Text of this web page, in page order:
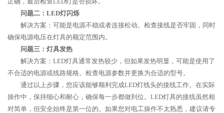
问题二：LED灯闪烁
解决方案：可能是电源不稳或者连接松动。检查接线是否牢固，同时
确保电源电压在灯具的额定范围内。
问题三：灯具发热
解决方案：LED灯具通常发热较少，但如果发热明显，可能是使用了
不合适的电源或线路规格。检查电源参数并更换为合适的型号。
通过以上步骤，您应该能够顺利完成LED灯线头的接线工作。在实际
操作中，保持细心和耐心，确保每一步都做到位。LED灯具的接线虽然相
对简单，但安全始终是第一位的。如果您对电工操作不太熟悉，建议请专